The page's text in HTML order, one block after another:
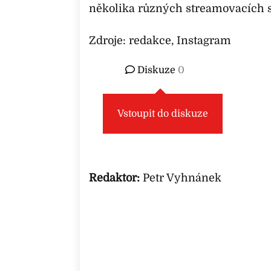
několika různých streamovacích
Zdroje: redakce, Instagram
Diskuze 0
Vstoupit do diskuze
Redaktor: Petr Vyhnánek